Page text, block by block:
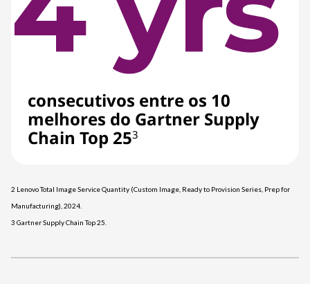
consecutivos entre os 10
melhores do Gartner Supply
Chain Top 253
2 Lenovo Total Image Service Quantity (Custom Image, Ready to Provision Series, Prep for
Manufacturing), 2024.
3 Gartner Supply Chain Top 25.